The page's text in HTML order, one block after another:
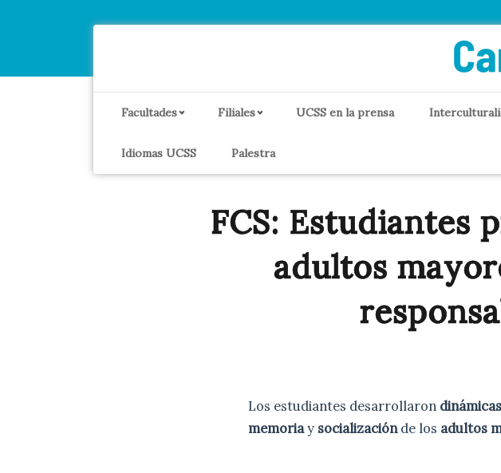
Facultades Filiales UCSS en la prensa
Idiomas UCSS Palestra
FCS: Estudiantes
adultos
Los estudiantes desarrollaron
memoriay socializaciónde los adultos